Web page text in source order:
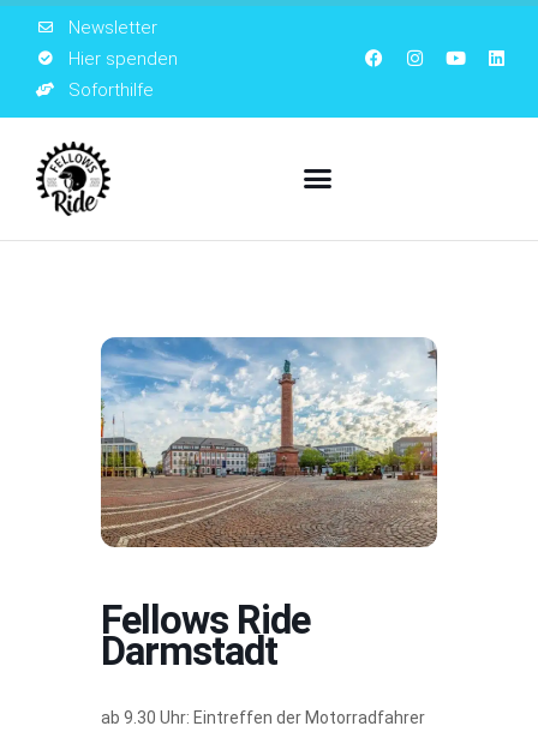
Newsletter
Hier spenden
Soforthilfe
Fellows Ride
Darmstadt
ab 9.30 Uhr: Eintreffen der Motorradfahrer